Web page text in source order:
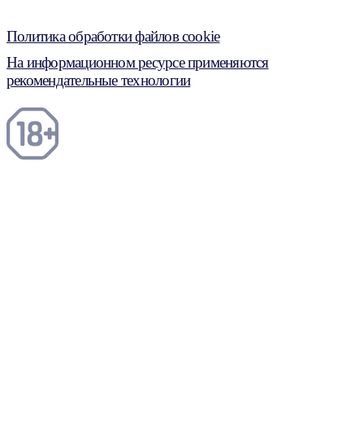
Политика обработки файлов cookie
На информационном ресурсе применяются
рекомендательные технологии